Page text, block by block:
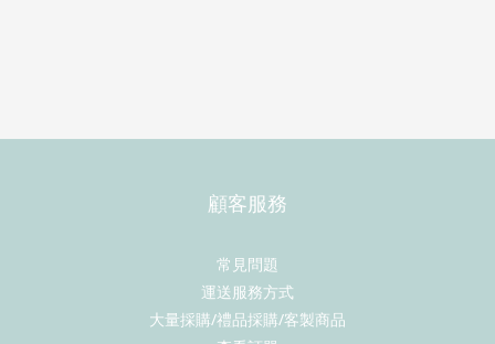
顧客服務
常見問題
運送服務方式
大量採購/禮品採購/客製商品